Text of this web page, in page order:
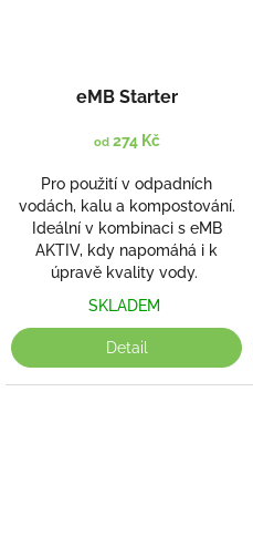
eMB Starter
od274 Kč
Pro použití v odpadních
vodách, kalu a kompostování.
Ideální v kombinaci s eMB
AKTIV, kdy napomáhá i k
úpravě kvality vody.
SKLADEM
Detail